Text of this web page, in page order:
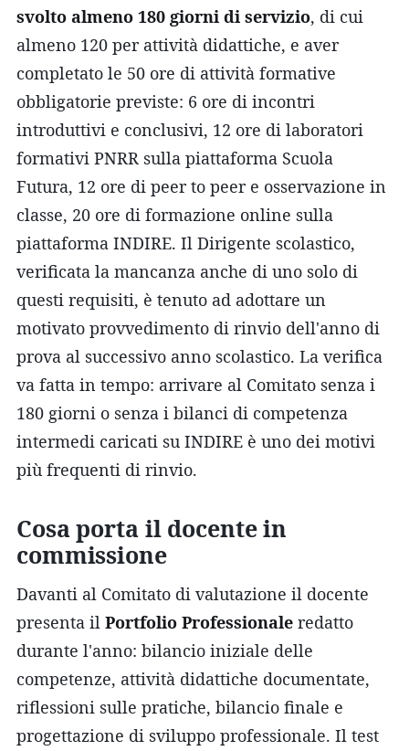
svolto almeno 180 giorni di servizio, di cui
almeno 120 per attività didattiche, e aver
completato le 50 ore di attività formative
obbligatorie previste: 6 ore di incontri
introduttivi e conclusivi, 12 ore di laboratori
formativi PNRR sulla piattaforma Scuola
Futura, 12 ore di peer to peer e osservazione in
classe, 20 ore di formazione online sulla
piattaforma INDIRE. Il Dirigente scolastico,
verificata la mancanza anche di uno solo di
questi requisiti, è tenuto ad adottare un
motivato provvedimento di rinvio dell'anno di
prova al successivo anno scolastico. La verifica
va fatta in tempo: arrivare al Comitato senza i
180 giorni o senza i bilanci di competenza
intermedi caricati su INDIRE è uno dei motivi
più frequenti di rinvio.
Cosa porta il docente in
commissione
Davanti al Comitato di valutazione il docente
presenta il Portfolio Professionale redatto
durante l'anno: bilancio iniziale delle
competenze, attività didattiche documentate,
riflessioni sulle pratiche, bilancio finale e
progettazione di sviluppo professionale. Il test